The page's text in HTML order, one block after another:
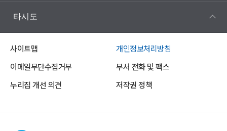
타시도
사이트맵
개인정보처리방침
이메일무단수집거부
부서 전화 및 팩스
누리집 개선 의견
저작권 정책